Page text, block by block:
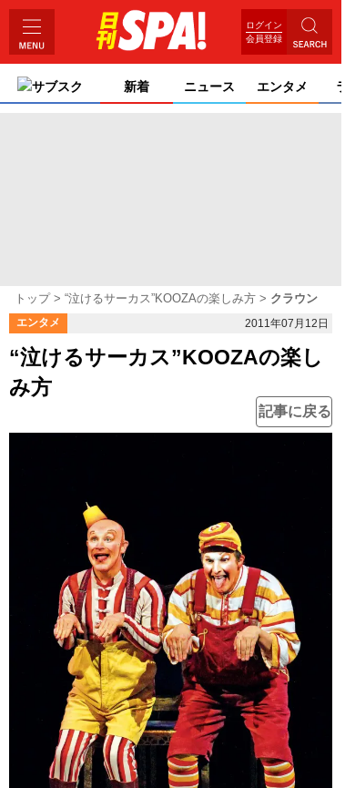
ログイン
会員登録
サブスク 新着 ニュース エンタメ
トップ “泣けるサーカス”KOOZAの楽しみ方 クラウン
エンタメ 2011年07月12日
“泣けるサーカス”KOOZAの楽し
み方
記事に戻る